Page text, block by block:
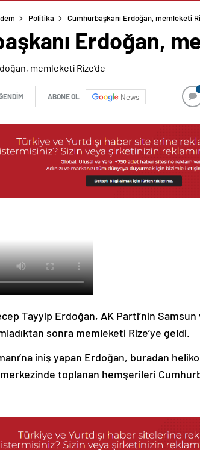
Politika Cumhurbaşkanı Erdoğan, memleketi
Erdoğan,
ABONE OL News
Tayyip Erdoğan, AK Parti’nin Samsun
sonra memleketi Rize’ye geldi.
iniş yapan Erdoğan, buradan
toplanan hemşerileri